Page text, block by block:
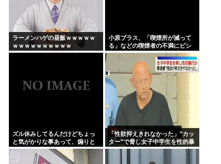
ラーメンハゲの昼飯ｗｗｗｗｗ
ｗｗｗｗｗｗｗｗｗｗ
小原ブラス、「喫煙所が減って
る」などの喫煙者の不満にピシ
ャリ 「じゃあやめれば？タバコ
なんて家でだけ吸ってればい
い」
ズル休みしてるんだけどちょっ
と気がかりな事あって、煽りと
か説教とか抜きに客観的意見く
れる人だけきてくれ
「性欲抑えきれなかった」”カッ
ター”で脅し女子中学生を性的暴
行か 自称アルバイトの56歳男を